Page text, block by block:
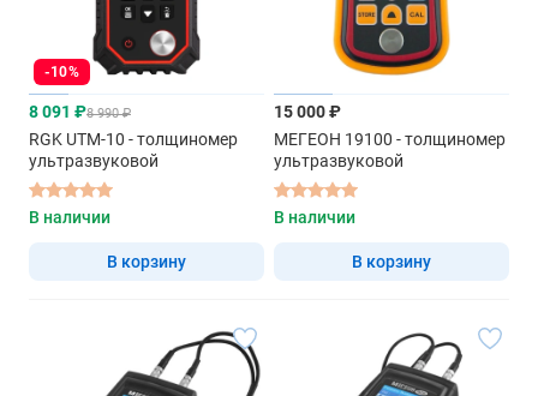
-10%
8 091 ₽8 990 ₽
RGK UTM-10 - толщиномер
ультразвуковой
В наличии
В корзину
15 000 ₽
МЕГЕОН 19100 - толщиномер
ультразвуковой
В наличии
В корзину